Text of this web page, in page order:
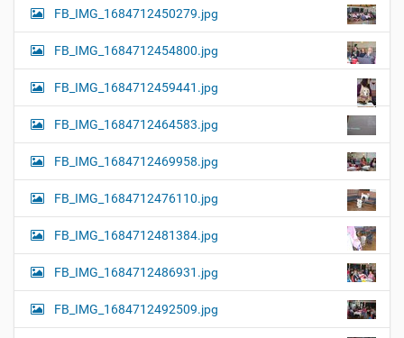
FB_IMG_1684712450279.jpg
FB_IMG_1684712454800.jpg
FB_IMG_1684712459441.jpg
FB_IMG_1684712464583.jpg
FB_IMG_1684712469958.jpg
FB_IMG_1684712476110.jpg
FB_IMG_1684712481384.jpg
FB_IMG_1684712486931.jpg
FB_IMG_1684712492509.jpg